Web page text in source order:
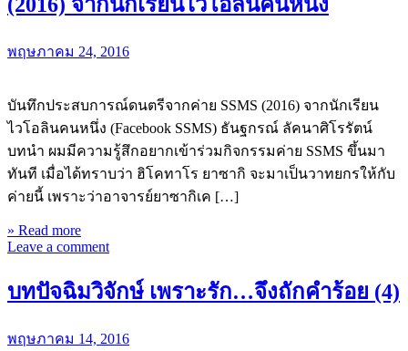
พฤษภาคม 24, 2016
บันทึกประสบการณ์ดนตรีจากค่าย SSMS (2016) จากนักเรียน
ไวโอลินคนหนึ่ง (Facebook SSMS) ธันฐกรณ์ ลัคนาศิโรรัตน์
บทนำ ผมมีความรู้สึกอยากเข้าร่วมกิจกรรมค่าย SSMS ขึ้นมา
ทันที เมื่อได้ทราบว่า ฮิโคทาโร ยาซากิ จะมาเป็นวาทยกรให้กับ
ค่ายนี้ เพราะว่าอาจารย์ยาซากิเค […]
» Read more
Leave a comment
บทปัจฉิมวิจักษ์ เพราะรัก…จึงถักคำร้อย (4)
พฤษภาคม 14, 2016